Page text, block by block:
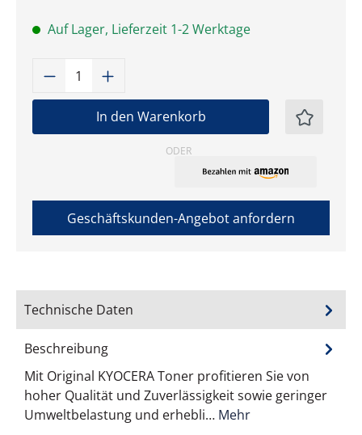
Auf Lager, Lieferzeit 1-2 Werktage
Produkt Anzahl: Gib den
In den Warenkorb
ODER
Geschäftskunden-Angebot anfordern
Technische Daten
Beschreibung
Mit Original KYOCERA Toner profitieren Sie von
hoher Qualität und Zuverlässigkeit sowie geringer
Umweltbelastung und erhebli… Mehr